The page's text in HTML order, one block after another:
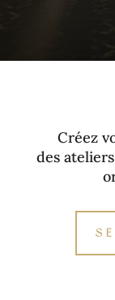
Créez
des